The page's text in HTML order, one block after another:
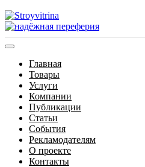
Главная
Товары
Услуги
Компании
Публикации
Статьи
События
Рекламодателям
О проекте
Контакты